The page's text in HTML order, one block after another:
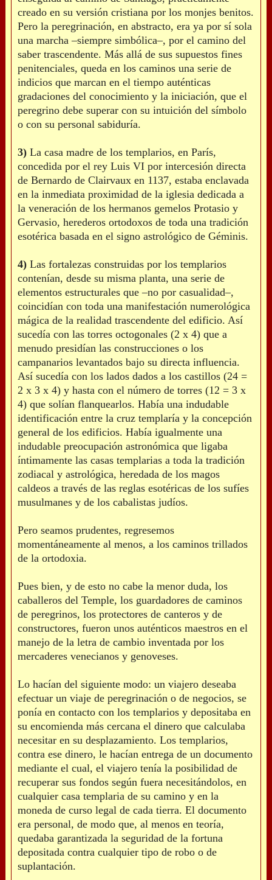
creado en su versión cristiana por los monjes benitos.
Pero la peregrinación, en abstracto, era ya por sí sola
una marcha –siempre simbólica–, por el camino del
saber trascendente. Más allá de sus supuestos fines
penitenciales, queda en los caminos una serie de
indicios que marcan en el tiempo auténticas
gradaciones del conocimiento y la iniciación, que el
peregrino debe superar con su intuición del símbolo
o con su personal sabiduría.
3)La casa madre de los templarios, en París,
concedida por el rey Luis VI por intercesión directa
de Bernardo de Clairvaux en 1137, estaba enclavada
en la inmediata proximidad de la iglesia dedicada a
la veneración de los hermanos gemelos Protasio y
Gervasio, herederos ortodoxos de toda una tradición
esotérica basada en el signo astrológico de Géminis.
4) Las fortalezas construidas por los templarios
contenían, desde su misma planta, una serie de
elementos estructurales que –no por casualidad–,
coincidían con toda una manifestación numerológica
mágica de la realidad trascendente del edificio. Así
sucedía con las torres octogonales (2 x 4) que a
menudo presidían las construcciones o los
campanarios levantados bajo su directa influencia.
Así sucedía con los lados dados a los castillos (24 =
2 x 3 x 4) y hasta con el número de torres (12 = 3 x
4) que solían flanquearlos. Había una indudable
identificación entre la cruz templaría y la concepción
general de los edificios. Había igualmente una
indudable preocupación astronómica que ligaba
íntimamente las casas templarias a toda la tradición
zodiacal y astrológica, heredada de los magos
caldeos a través de las reglas esotéricas de los sufíes
musulmanes y de los cabalistas judíos.
Pero seamos prudentes, regresemos
momentáneamente al menos, a los caminos trillados
de la ortodoxia.
Pues bien, y de esto no cabe la menor duda, los
caballeros del Temple, los guardadores de caminos
de peregrinos, los protectores de canteros y de
constructores, fueron unos auténticos maestros en el
manejo de la letra de cambio inventada por los
mercaderes venecianos y genoveses.
Lo hacían del siguiente modo: un viajero deseaba
efectuar un viaje de peregrinación o de negocios, se
ponía en contacto con los templarios y depositaba en
su encomienda más cercana el dinero que calculaba
necesitar en su desplazamiento. Los templarios,
contra ese dinero, le hacían entrega de un documento
mediante el cual, el viajero tenía la posibilidad de
recuperar sus fondos según fuera necesitándolos, en
cualquier casa templaria de su camino y en la
moneda de curso legal de cada tierra. El documento
era personal, de modo que, al menos en teoría,
quedaba garantizada la seguridad de la fortuna
depositada contra cualquier tipo de robo o de
suplantación.